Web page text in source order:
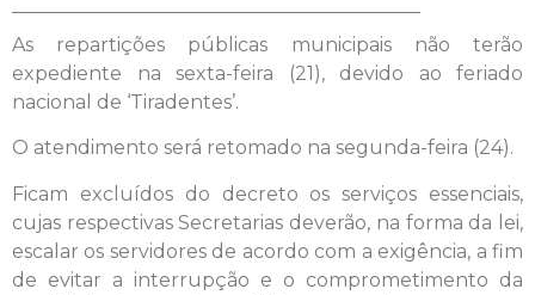
As repartições públicas municipais não terão
expediente na sexta-feira (21), devido ao feriado
nacional de ‘Tiradentes’.
O atendimento será retomado na segunda-feira (24).
Ficam excluídos do decreto os serviços essenciais,
cujas respectivas Secretarias deverão, na forma da lei,
escalar os servidores de acordo com a exigência, a fim
de evitar a interrupção e o comprometimento da